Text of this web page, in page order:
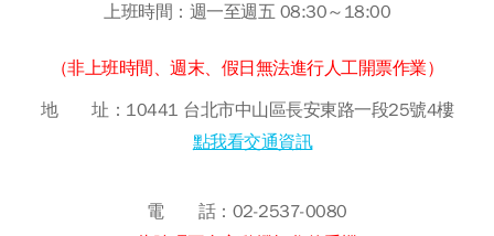
上班時間：週一至週五 08:30～18:00
（非上班時間、週末、假日無法進行人工開票作業）
地 址：10441 台北市中山區長安東路一段25號4樓
點我看交通資訊
電 話：02-2537-0080